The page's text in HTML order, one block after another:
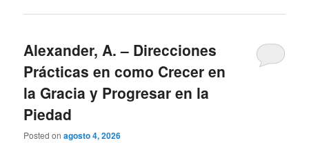
Alexander, A. – Direcciones
Prácticas en como Crecer en
la Gracia y Progresar en la
Piedad
Posted onagosto 4, 2026